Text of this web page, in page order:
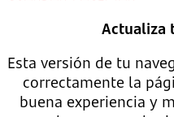
Actualiza
Esta versión de tu
correctamente la
buena experiencia y